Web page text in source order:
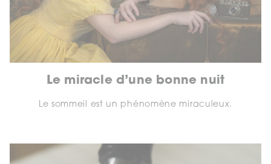
Le miracle d’une bonne nuit
Le sommeil est un phénomène miraculeux.